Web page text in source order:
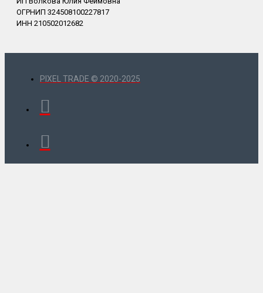
ОГРНИП 324508100227817
ИНН 210502012682
PIXEL TRADE © 2020-2025